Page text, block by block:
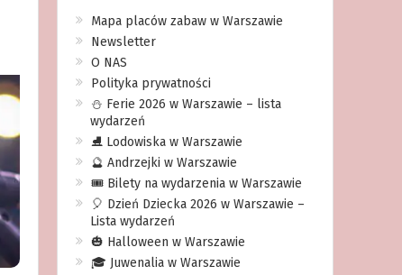
Mapa placów zabaw w Warszawie
Newsletter
O NAS
Polityka prywatności
⛄️ Ferie 2026 w Warszawie – lista
wydarzeń
⛸ Lodowiska w Warszawie
🔮 Andrzejki w Warszawie
🎟️ Bilety na wydarzenia w Warszawie
🎈 Dzień Dziecka 2026 w Warszawie –
Lista wydarzeń
🎃 Halloween w Warszawie
🎓 Juwenalia w Warszawie